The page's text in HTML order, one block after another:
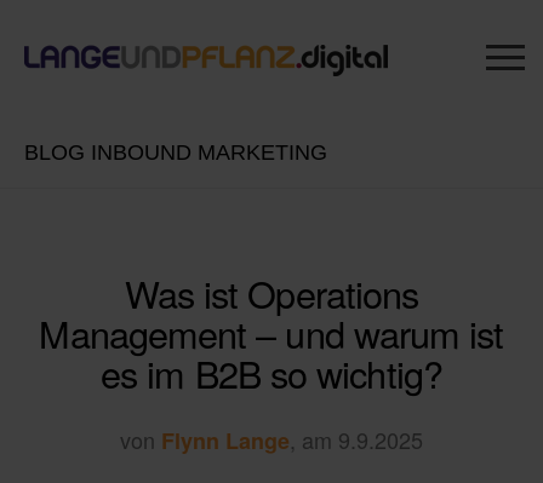
BLOG INBOUND MARKETING
Was ist Operations
Management – und warum ist
es im B2B so wichtig?
von Flynn Lange, am 9.9.2025